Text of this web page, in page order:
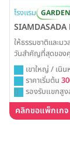
โรงแรม GARDEN
SIAMDASADA
ให้ธรรมชาติและม
วันสำคัญที่สุดของ
รีสอร์ท คุณสามารถ
ท่ามกลางบรรยาก
โอบล้อมด้วยวิวทิวเ
แสนงดงามและตรา
เขาใหญ่ / เนิ
ราคาเริ่มต้น
รองรับแขกสู
คลิกขอแพ็กเกจ